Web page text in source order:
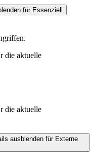
für Essenziell
die aktuelle
die aktuelle
ausblendenfür Externe